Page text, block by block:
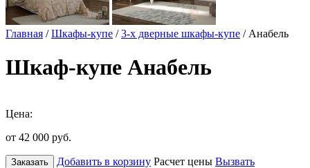
Главная /Шкафы-купе /3-х дверные шкафы-купе / Анабель
Шкаф-купе Анабель
Цена:
от 42 000 руб.
Заказать Добавить в корзину Расчет цены Вызвать